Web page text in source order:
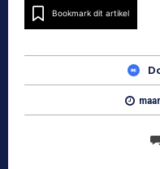
Bookmark dit artikel